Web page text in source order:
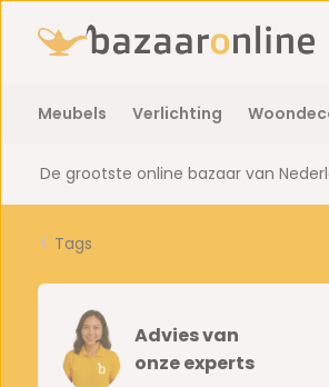
Meubels Verlichting
De grootste online bazaar van
Tags
Advies van
onze experts